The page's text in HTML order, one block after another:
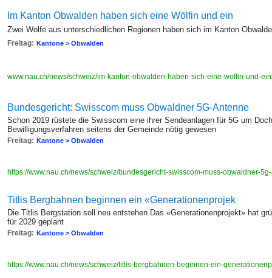
Im Kanton Obwalden haben sich eine Wölfin und ein
Zwei Wölfe aus unterschiedlichen Regionen haben sich im Kanton
Freitag: Kantone > Obwalden
www.nau.ch/news/schweiz/im-kanton-obwalden-haben-sich-eine-wolfin-und-
Bundesgericht: Swisscom muss Obwaldner 5G-Antenne
Schon 2019 rüstete die Swisscom eine ihrer Sendeanlagen für 5G um
Bewilligungsverfahren seitens der Gemeinde nötig gewesen
Freitag: Kantone > Obwalden
https://www.nau.ch/news/schweiz/bundesgericht-swisscom-muss-obwaldner-
Titlis Bergbahnen beginnen ein «Generationenprojek
Die Titlis Bergstation soll neu entstehen Das «Generationenprojekt» hat
für 2029 geplant
Freitag: Kantone > Obwalden
https://www.nau.ch/news/schweiz/titlis-bergbahnen-beginnen-ein-